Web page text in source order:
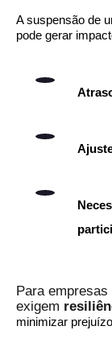
A suspensão de
pode gerar
Para
exigem
minimizar